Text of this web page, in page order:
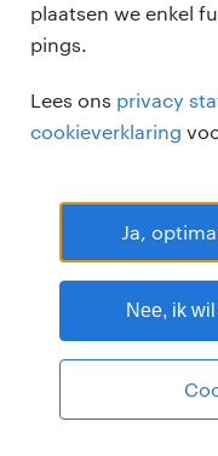
plaatsen we enkel
pings.
Lees ons privacy
cookieverklaring
Ja,
Nee, ik
Randstad Professional
RANDSTAD
Randstad N.V.